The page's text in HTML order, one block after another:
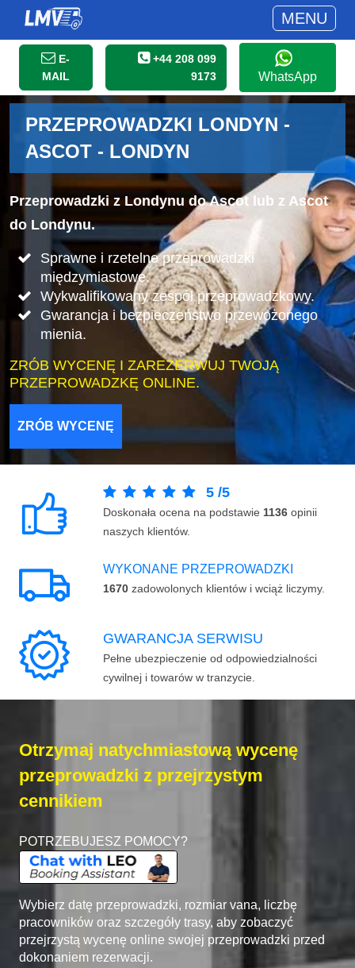
MENU
E-
MAIL
+44 208 099
9173
WhatsApp
PRZEPROWADZKI LONDYN -
ASCOT - LONDYN
Przeprowadzki z Londynu do Ascot lub z Ascot
do Londynu.
Sprawne i rzetelne przeprowadzki
międzymiastowe.
Wykwalifikowany zespół przeprowadzkowy.
Gwarancja i bezpieczeństwo przewożonego
mienia.
ZRÓB WYCENĘ I ZAREZERWUJ TWOJĄ
PRZEPROWADZKĘ ONLINE.
ZRÓB WYCENĘ
5 /5
Doskonała ocena na podstawie 1136 opinii
naszych klientów.
WYKONANE PRZEPROWADZKI
1670 zadowolonych klientów i wciąż liczymy.
GWARANCJA SERWISU
Pełne ubezpieczenie od odpowiedzialności
cywilnej i towarów w tranzycie.
Otrzymaj natychmiastową wycenę
przeprowadzki z przejrzystym
cennikiem
POTRZEBUJESZ POMOCY?
Wybierz datę przeprowadzki, rozmiar vana, liczbę
pracowników oraz szczegóły trasy, aby zobaczyć
przejrzystą wycenę online swojej przeprowadzki przed
dokonaniem rezerwacji.